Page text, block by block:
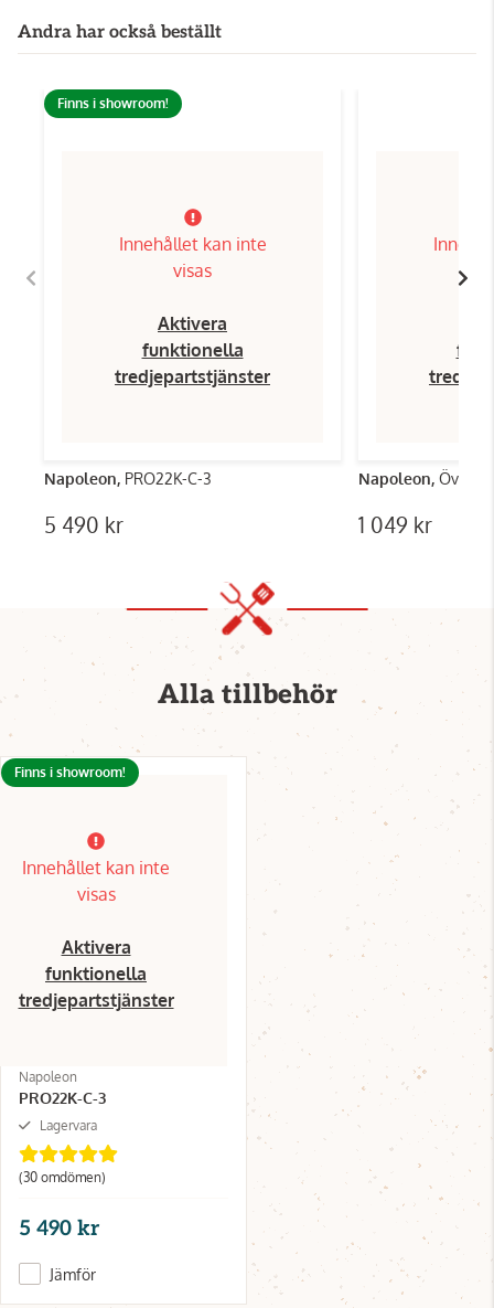
Andra har också beställt
Finns i showroom!
Innehållet kan inte
visas
Aktivera
funktionella
tredjepartstjänster
Napoleon, PRO22K-C-3
5 490 kr
Napoleon,
1 049 kr
Alla tillbehör
Innehållet kan inte
visas
Aktivera
funktionella
tredjepartstjänster
Napoleon
PRO22K-C-3
Lagervara
(30 omdömen)
Finns i showroom!
5 490 kr
Jämför